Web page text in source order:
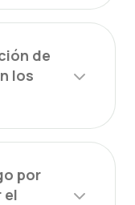
de
los
por
el